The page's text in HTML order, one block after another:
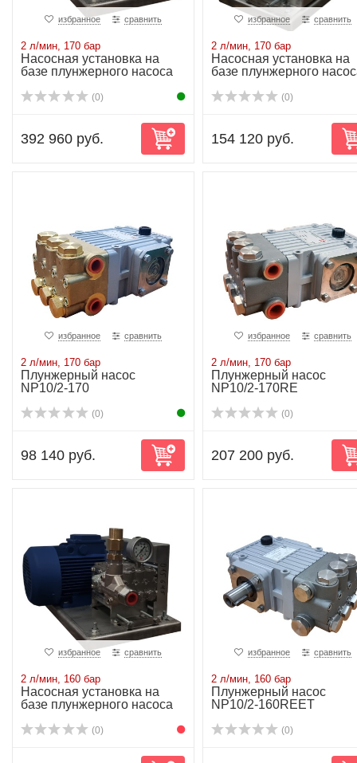
избранное сравнить
2 л/мин, 170 бар
Насосная установка на
базе плунжерного насоса
(0)
392 960 руб.
избранное сравнить
2 л/мин, 170 бар
Насосная установка на
базе плунжерного
(0)
154 120 руб.
избранное сравнить
2 л/мин, 170 бар
Плунжерный насос
NP10/2-170
(0)
98 140 руб.
избранное сравнить
2 л/мин, 170 бар
Плунжерный насос
NP10/2-170RE
(0)
207 200 руб.
избранное сравнить
2 л/мин, 160 бар
Насосная установка на
базе плунжерного насоса
(0)
избранное сравнить
2 л/мин, 160 бар
Плунжерный насос
NP10/2-160REET
(0)